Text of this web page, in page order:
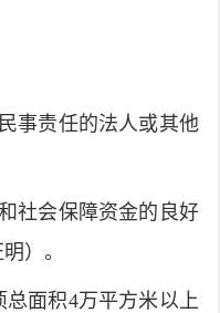
事责任的法人或其他
社会保障资金的良好
）。
面积4万平方米以上